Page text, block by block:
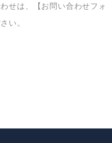
せは、【お問い合わせフォ
い。